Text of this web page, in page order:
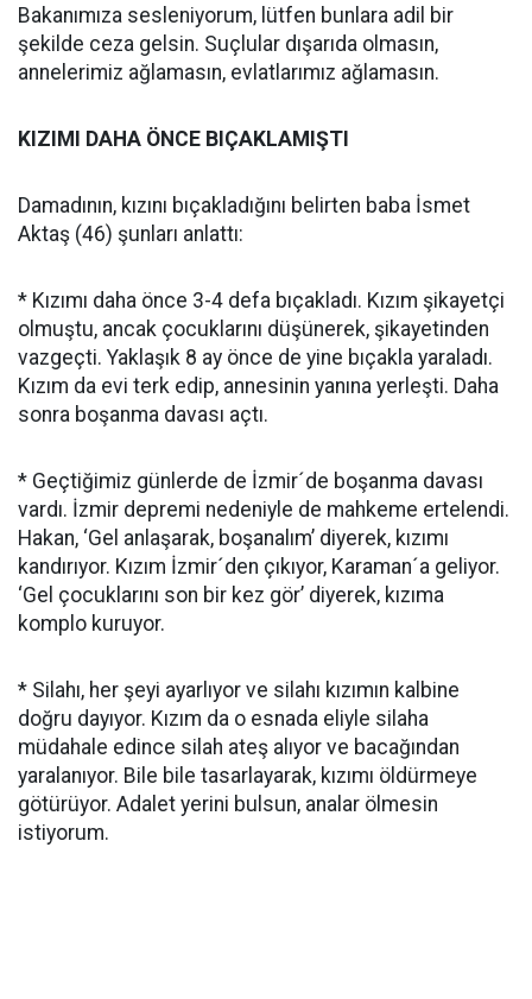
Bakanımıza sesleniyorum, lütfen bunlara adil bir
şekilde ceza gelsin. Suçlular dışarıda olmasın,
annelerimiz ağlamasın, evlatlarımız ağlamasın.
KIZIMI DAHA ÖNCE BIÇAKLAMIŞTI
Damadının, kızını bıçakladığını belirten baba İsmet
Aktaş (46) şunları anlattı:
* Kızımı daha önce 3-4 defa bıçakladı. Kızım şikayetçi
olmuştu, ancak çocuklarını düşünerek, şikayetinden
vazgeçti. Yaklaşık 8 ay önce de yine bıçakla yaraladı.
Kızım da evi terk edip, annesinin yanına yerleşti. Daha
sonra boşanma davası açtı.
* Geçtiğimiz günlerde de İzmir´de boşanma davası
vardı. İzmir depremi nedeniyle de mahkeme ertelendi.
Hakan, ‘Gel anlaşarak, boşanalım’ diyerek, kızımı
kandırıyor. Kızım İzmir´den çıkıyor, Karaman´a geliyor.
‘Gel çocuklarını son bir kez gör’ diyerek, kızıma
komplo kuruyor.
* Silahı, her şeyi ayarlıyor ve silahı kızımın kalbine
doğru dayıyor. Kızım da o esnada eliyle silaha
müdahale edince silah ateş alıyor ve bacağından
yaralanıyor. Bile bile tasarlayarak, kızımı öldürmeye
götürüyor. Adalet yerini bulsun, analar ölmesin
istiyorum.